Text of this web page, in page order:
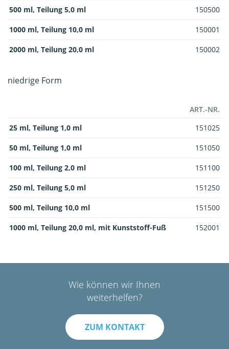
500 ml, Teilung 5,0 ml 150500
1000 ml, Teilung 10,0 ml 150001
2000 ml, Teilung 20,0 ml 150002
niedrige Form
ART.-NR.
25 ml, Teilung 1,0 ml
151025
50 ml, Teilung 1,0 ml 151050
100 ml, Teilung 2,0 ml 151100
250 ml, Teilung 5,0 ml 151250
500 ml, Teilung 10,0 ml 151500
1000 ml, Teilung 20,0 ml, mit Kunststoff-Fuß 152001
Wie können wir Ihnen
weiterhelfen?
ZUM KONTAKT